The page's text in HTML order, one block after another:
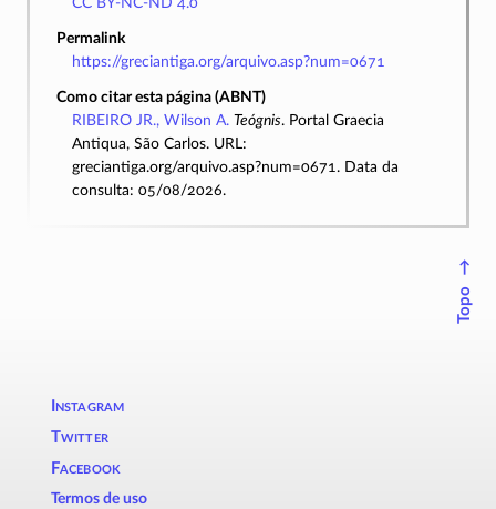
Permalink
https://greciantiga.org/arquivo.asp?num=0671
Como citar esta página (ABNT)
RIBEIRO JR., Wilson A. Teógnis. Portal Graecia
Antiqua, São Carlos. URL:
greciantiga.org/arquivo.asp?num=0671. Data da
consulta: 05/08/2026.
↑
Topo
Instagram
Twitter
Facebook
Termos de uso